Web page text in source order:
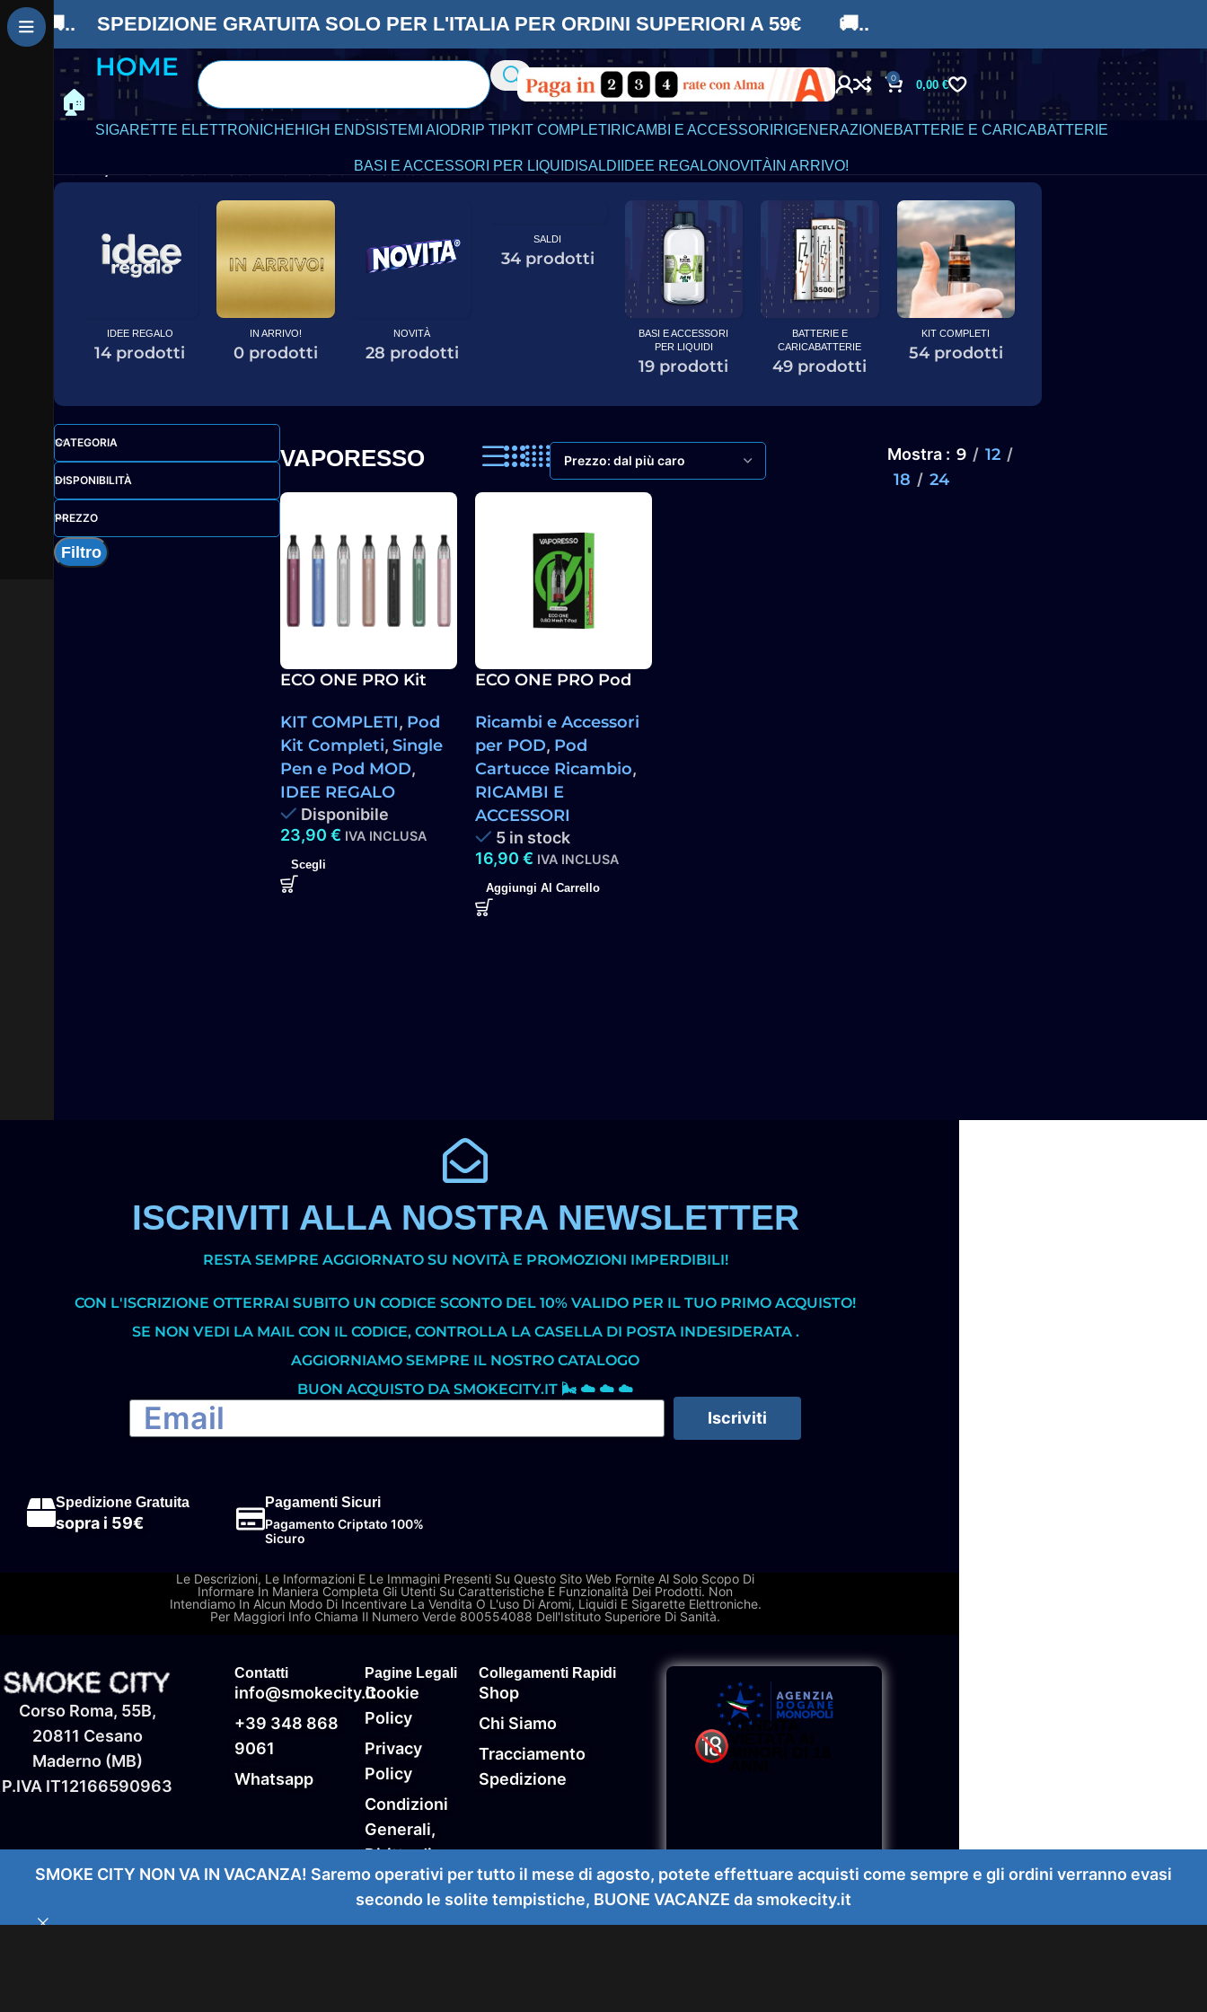
SMOKE CITY NON VA IN VACANZA! Saremo operativi per tutto il mese di agosto, potete effettuare acquisti come sempre e gli ordini verranno evasi
secondo le solite tempistiche, BUONE VACANZE da smokecity.it
contenuto
🚚.. SPEDIZIONE GRATUITA SOLO PER L'ITALIA PER ORDINI SUPERIORI A 59€ 🚚..
HOME
🏠
0 0,00 €
SIGARETTE ELETTRONICHEHIGH ENDSISTEMI AIODRIP TIPKIT COMPLETI RICAMBI E ACCESSORI RIGENERAZIONEBATTERIE E CARICABATTERIE
BASI E ACCESSORI PER LIQUIDI SALDI IDEE REGALONOVITÀ IN ARRIVO!
Home Visualizzazione di 2 risultati
IDEE REGALO
14 prodotti
IN ARRIVO!
0 prodotti
NOVITÀ
28 prodotti
SALDI
34 prodotti
BASI E ACCESSORI
PER LIQUIDI
19 prodotti
BATTERIE E
CARICABATTERIE
49 prodotti
KIT COMPLETI
54 prodotti
CATEGORIA
DISPONIBILITÀ
PREZZO
Filtro
VAPORESSO Mostra 9
12
18
24
ECO ONE PRO Kit
Vaporesso
KIT COMPLETI, Pod
Kit Completi, Single
Pen e Pod MOD,
IDEE REGALO
Disponibile
23,90 € IVA INCLUSA
Scegli
ECO ONE PRO Pod
4 Pezzi
Ricambi e Accessori
per POD, Pod
Cartucce Ricambio,
RICAMBI E
ACCESSORI
5 in stock
16,90 € IVA INCLUSA
Aggiungi Al Carrello
ISCRIVITI ALLA NOSTRA NEWSLETTER
RESTA SEMPRE AGGIORNATO SU NOVITÀ E PROMOZIONI IMPERDIBILI!
CON L'ISCRIZIONE OTTERRAI SUBITO UN CODICE SCONTO DEL 10% VALIDO PER IL TUO PRIMO ACQUISTO!
SE NON VEDI LA MAIL CON IL CODICE, CONTROLLA LA CASELLA DI POSTA INDESIDERATA .
AGGIORNIAMO SEMPRE IL NOSTRO CATALOGO
BUON ACQUISTO DA SMOKECITY.IT 🌬️ ☁️ ☁️ ☁️
Iscriviti
Spedizione Gratuita
sopra i 59€
Pagamenti Sicuri
Pagamento Criptato 100%
Sicuro
Le Descrizioni, Le Informazioni E Le Immagini Presenti Su Questo Sito Web Fornite Al Solo Scopo Di
Informare In Maniera Completa Gli Utenti Su Caratteristiche E Funzionalità Dei Prodotti. Non
Intendiamo In Alcun Modo Di Incentivare La Vendita O L'uso Di Aromi, Liquidi E Sigarette Elettroniche.
Per Maggiori Info Chiama Il Numero Verde 800554088 Dell'Istituto Superiore Di Sanità.
Corso Roma, 55B,
20811 Cesano
Maderno (MB)
P.IVA IT‭12166590963‬
Contatti
info@smokecity.it
+39 348 868
9061
Whatsapp
Pagine Legali
Cookie
Policy
Privacy
Policy
Condizioni
Generali,
Diritto di
Recesso,
Garanzia e
Resi
Collegamenti Rapidi
Shop
Chi Siamo
Tracciamento
Spedizione
VENDITA